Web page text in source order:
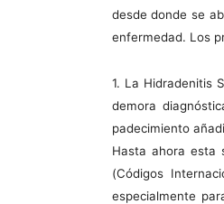
desde donde se
enfermedad. Los
1. La Hidradenitis
demora
padecimiento
Hasta ahora esta
(Códigos
especialmente